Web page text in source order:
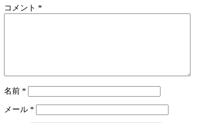
コメント *
名前 *
メール *